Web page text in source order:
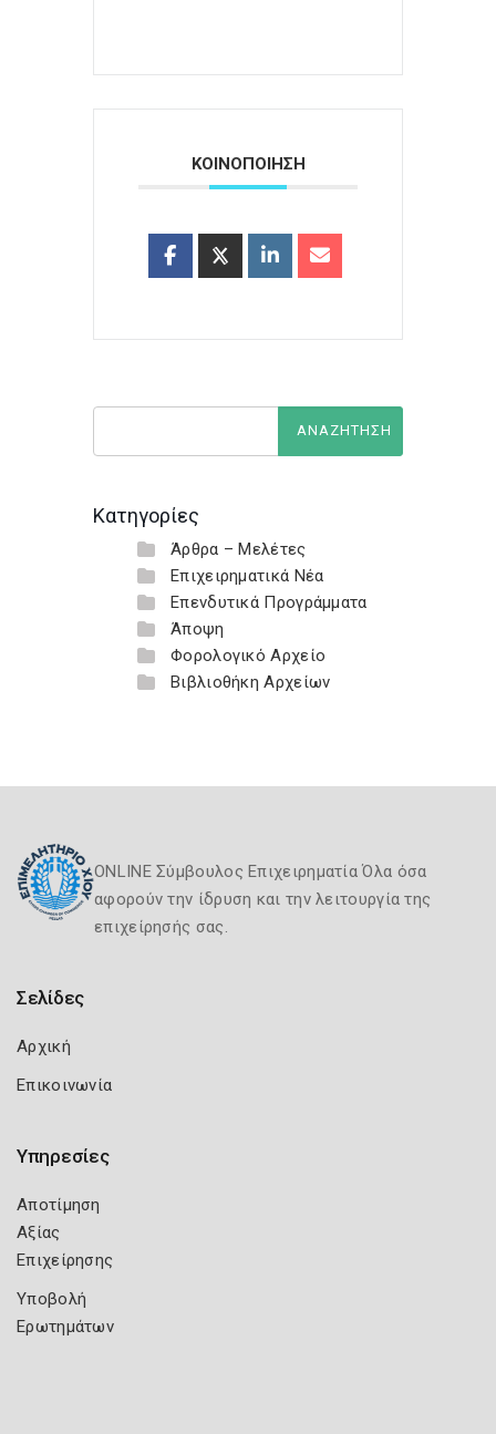
ΚΟΙΝΟΠΟΙΗΣΗ
Κατηγορίες
Άρθρα – Μελέτες
Επιχειρηματικά Νέα
Επενδυτικά Προγράμματα
Άποψη
Φορολογικό Αρχείο
Βιβλιοθήκη Αρχείων
ONLINE Σύμβουλος Επιχειρηματία Όλα όσα
αφορούν την ίδρυση και την λειτουργία της
επιχείρησής σας.
Σελίδες
Αρχική
Επικοινωνία
Υπηρεσίες
Αποτίμηση
Αξίας
Επιχείρησης
Υποβολή
Ερωτημάτων